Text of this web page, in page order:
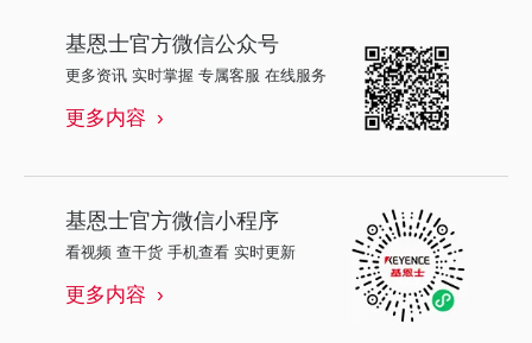
基恩士官方微信公众号
更多资讯 实时掌握 专属客服 在线服务
更多内容
基恩士官方微信小程序
看视频 查干货 手机查看 实时更新
更多内容